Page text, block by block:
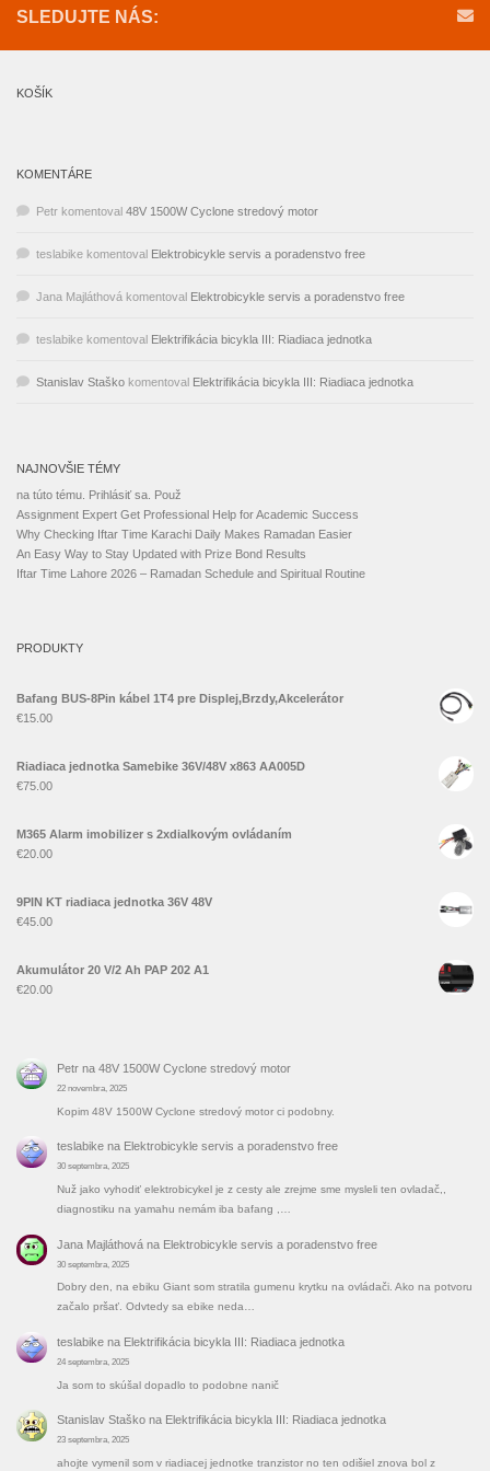
SLEDUJTE NÁS:
KOŠÍK
KOMENTÁRE
Petr komentoval 48V 1500W Cyclone stredový motor
teslabike komentoval Elektrobicykle servis a poradenstvo free
Jana Majláthová komentoval Elektrobicykle servis a poradenstvo free
teslabike komentoval Elektrifikácia bicykla III: Riadiaca jednotka
Stanislav Staško komentoval Elektrifikácia bicykla III: Riadiaca jednotka
NAJNOVŠIE TÉMY
na túto tému. Prihlásiť sa. Použ
Assignment Expert Get Professional Help for Academic Success
Why Checking Iftar Time Karachi Daily Makes Ramadan Easier
An Easy Way to Stay Updated with Prize Bond Results
Iftar Time Lahore 2026 – Ramadan Schedule and Spiritual Routine
PRODUKTY
Bafang BUS-8Pin kábel 1T4 pre Displej,Brzdy,Akcelerátor
€15.00
Riadiaca jednotka Samebike 36V/48V x863 AA005D
€75.00
M365 Alarm imobilizer s 2xdialkovým ovládaním
€20.00
9PIN KT riadiaca jednotka 36V 48V
€45.00
Akumulátor 20 V/2 Ah PAP 202 A1
€20.00
Petrna 48V 1500W Cyclone stredový motor
22 novembra, 2025
Kopim 48V 1500W Cyclone stredový motor ci podobny.
teslabikena Elektrobicykle servis a poradenstvo free
30 septembra, 2025
Nuž jako vyhodiť elektrobicykel je z cesty ale zrejme sme mysleli ten ovladač,,
diagnostiku na yamahu nemám iba bafang ,…
Jana Majláthována Elektrobicykle servis a poradenstvo free
30 septembra, 2025
Dobry den, na ebiku Giant som stratila gumenu krytku na ovládači. Ako na potvoru
začalo pršať. Odvtedy sa ebike neda…
teslabikena Elektrifikácia bicykla III: Riadiaca jednotka
24 septembra, 2025
Ja som to skúšal dopadlo to podobne nanič
Stanislav Staškona Elektrifikácia bicykla III: Riadiaca jednotka
23 septembra, 2025
ahojte vymenil som v riadiacej jednotke tranzistor no ten odišiel znova bol z